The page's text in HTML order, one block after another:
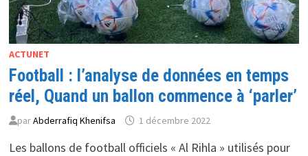
ACTUNET
Football : l’analyse de données en temps
réel, Quand un ballon commence à ‘parler’
parAbderrafiq Khenifsa 1 décembre 2022
Les ballons de football officiels « Al Rihla » utilisés pour